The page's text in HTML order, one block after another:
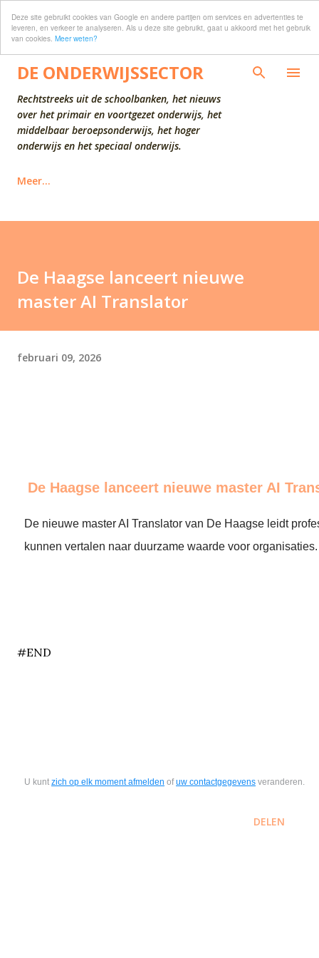
Deze site gebruikt cookies van Google en andere partijen om services en advertenties te
leveren, en verkeer te analyseren. Als u deze site gebruikt, gaat u akkoord met het gebruik
van cookies. Meer weten?
Doorgaan naar hoofdcontent
DE ONDERWIJSSECTOR
Rechtstreeks uit de schoolbanken, het nieuws
over het primair en voortgezet onderwijs, het
middelbaar beroepsonderwijs, het hoger
onderwijs en het speciaal onderwijs.
Meer…
De Haagse lanceert nieuwe
master AI Translator
februari 09, 2026
De Haagse lanceert nieuwe master AI
De nieuwe master AI Translator van De Haagse leidt
kunnen vertalen naar duurzame waarde voor organisaties.
#END
U kunt zich op elk moment afmelden ofuw contactgegevens veranderen.
DELEN